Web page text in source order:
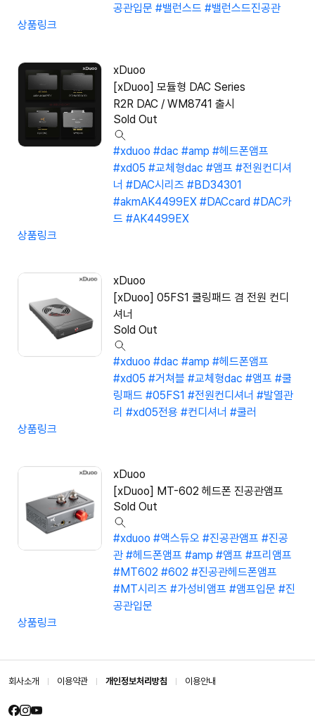
공관입문 #밸런스드 #밸런스드진공관
상품링크
xDuoo
[xDuoo] 모듈형 DAC Series
R2R DAC / WM8741 출시
Sold Out
#xduoo #dac #amp #헤드폰앰프
#xd05 #교체형dac #앰프 #전원컨디셔
너 #DAC시리즈 #BD34301
#akmAK4499EX #DACcard #DAC카
드 #AK4499EX
상품링크
xDuoo
[xDuoo] 05FS1 쿨링패드 겸 전원 컨디
셔너
Sold Out
#xduoo #dac #amp #헤드폰앰프
#xd05 #거쳐블 #교체형dac #앰프 #쿨
링패드 #05FS1 #전원컨디셔너 #발열관
리 #xd05전용 #컨디셔너 #쿨러
상품링크
xDuoo
[xDuoo] MT-602 헤드폰 진공관앰프
Sold Out
#xduoo #액스듀오 #진공관앰프 #진공
관 #헤드폰앰프 #amp #앰프 #프리앰프
#MT602 #602 #진공관헤드폰앰프
#MT시리즈 #가성비앰프 #앰프입문 #진
공관입문
상품링크
회사소개 이용약관 개인정보처리방침 이용안내